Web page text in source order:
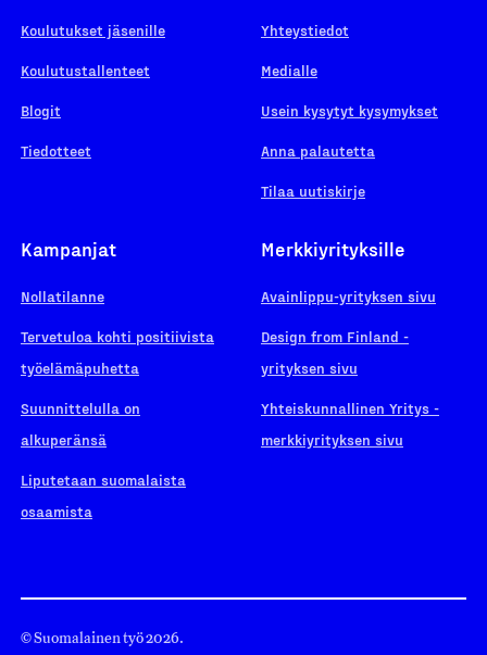
Koulutukset jäsenille
Koulutustallenteet
Blogit
Tiedotteet
Yhteystiedot
Medialle
Usein kysytyt kysymykset
Anna palautetta
Tilaa uutiskirje
Kampanjat
Nollatilanne
Tervetuloa kohti positiivista
työelämäpuhetta
Suunnittelulla on
alkuperänsä
Liputetaan suomalaista
osaamista
Merkkiyrityksille
Avainlippu-yrityksen sivu
Design from Finland -
yrityksen sivu
Yhteiskunnallinen Yritys -
merkkiyrityksen sivu
© Suomalainen työ 2026.